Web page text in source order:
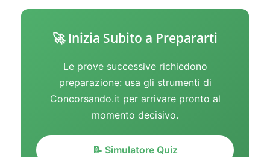
🚀 Inizia Subito a Prepararti
Le prove successive richiedono
preparazione: usa gli strumenti di
Concorsando.it per arrivare pronto al
momento decisivo.
📝 Simulatore Quiz